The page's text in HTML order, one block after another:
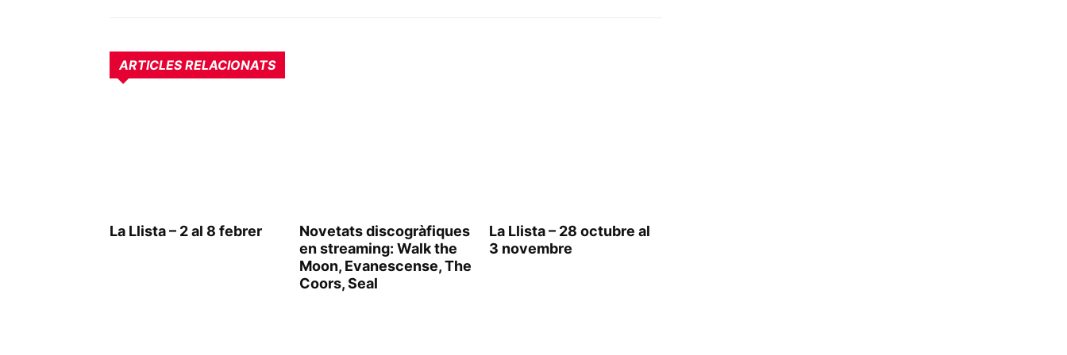
ARTICLES RELACIONATS
La Llista – 2 al 8 febrer
Novetats discogràfiques
en streaming: Walk the
Moon, Evanescense, The
Coors, Seal
La Llista – 28 octubre al
3 novembre